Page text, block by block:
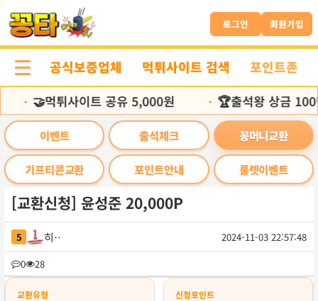
문
로
로그인 회원가입
공식보증업체 먹튀사이트 검색 포인트존
🤝먹튀사이트 공유 5,000원 🏆출석왕 상금 100
이벤트 출석체크 꽁머니교환
기프티콘교환 포인트안내 룰렛이벤트
[교환신청] 윤성준 20,000P
5 히링
2024-11-03 22:57:48
0
28
록
교환유형 신청포인트